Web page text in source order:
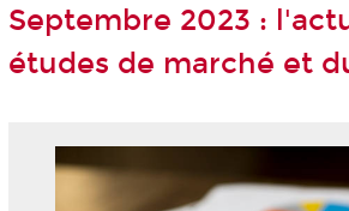
Septembre 2023 :
études de marché et